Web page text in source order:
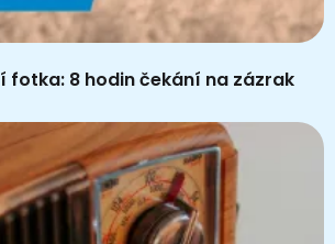
fotka: 8 hodin čekání na zázrak